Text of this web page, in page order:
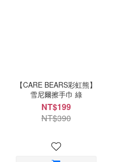
【CARE BEARS彩虹熊】
雪尼爾擦手巾 綠
NT$199
NT$390